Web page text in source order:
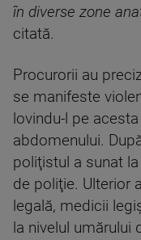
în diverse zone
citată.
Procurorii au
se manifeste
lovindu-l pe
abdomenului.
poliţistul a sunat
de poliţie. Ulterior
legală, medicii
la nivelul umărului